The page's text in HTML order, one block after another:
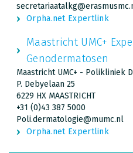
Orpha.net Expertlink
Maastricht UMC+
Genodermatosen
Maastricht UMC+ - Polikliniek
P. Debyelaan 25
6229 HX MAASTRICHT
+31 (0)43 387 5000
Poli.dermatologie@mumc.nl
Orpha.net Expertlink